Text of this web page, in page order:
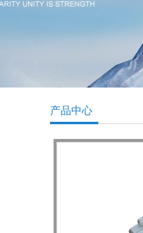
产品中心